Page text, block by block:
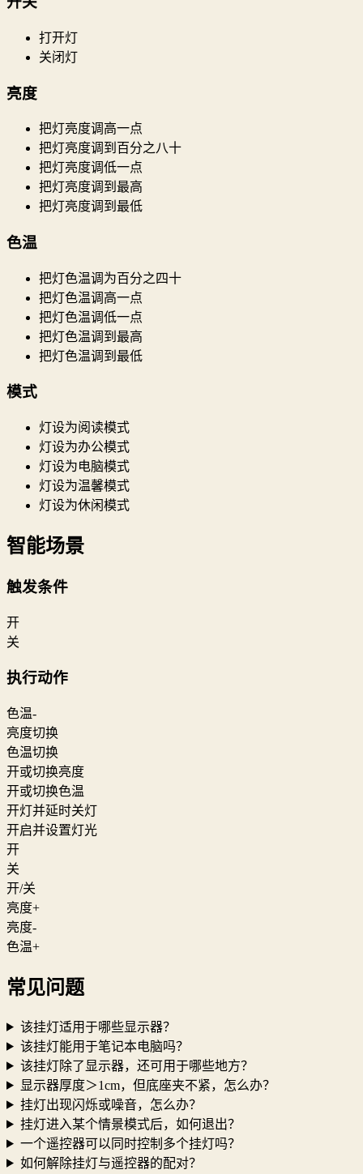
打开灯
关闭灯
亮度
把灯亮度调高一点
把灯亮度调到百分之八十
把灯亮度调低一点
把灯亮度调到最高
把灯亮度调到最低
色温
把灯色温调为百分之四十
把灯色温调高一点
把灯色温调低一点
把灯色温调到最高
把灯色温调到最低
模式
灯设为阅读模式
灯设为办公模式
灯设为电脑模式
灯设为温馨模式
灯设为休闲模式
智能场景
触发条件
开
关
执行动作
色温-
亮度切换
色温切换
开或切换亮度
开或切换色温
开灯并延时关灯
开启并设置灯光
开
关
开/关
亮度+
亮度-
色温+
常见问题
该挂灯适用于哪些显示器？
该挂灯能用于笔记本电脑吗？
该挂灯除了显示器，还可用于哪些地方？
显示器厚度＞1cm，但底座夹不紧，怎么办？
挂灯出现闪烁或噪音，怎么办？
挂灯进入某个情景模式后，如何退出？
一个遥控器可以同时控制多个挂灯吗？
如何解除挂灯与遥控器的配对？